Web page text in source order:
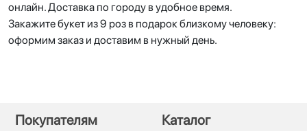
онлайн. Доставка по городу в удобное время.
Закажите букет из 9 роз в подарок близкому человеку:
оформим заказ и доставим в нужный день.
Покупателям Каталог